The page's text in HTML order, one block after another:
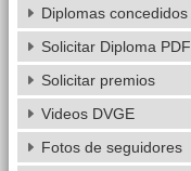
Diplomas concedidos
Solicitar Diploma PDF
Solicitar premios
Videos DVGE
Fotos de seguidores